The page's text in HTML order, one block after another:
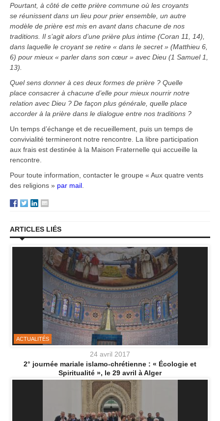
Pourtant, à côté de cette prière commune où les croyants
se réunissent dans un lieu pour prier ensemble, un autre
modèle de prière est mis en avant dans chacune de nos
traditions. Il s’agit alors d’une prière plus intime (Coran 11, 14),
dans laquelle le croyant se retire « dans le secret » (Matthieu 6,
6) pour mieux « parler dans son cœur » avec Dieu (1 Samuel 1,
13).
Quel sens donner à ces deux formes de prière ? Quelle
place consacrer à chacune d’elle pour mieux nourrir notre
relation avec Dieu ? De façon plus générale, quelle place
accorder à la prière dans le dialogue entre nos traditions ?
Un temps d’échange et de recueillement, puis un temps de
convivialité termineront notre rencontre. La libre participation
aux frais est destinée à la Maison Fraternelle qui accueille la
rencontre.
Pour toute information, contacter le groupe « Aux quatre vents
des religions » par mail
ARTICLES LIÉS
ACTUALITÉS
24 avril 2017
2° journée mariale islamo-chrétienne : « Écologie et
Spiritualité », le 29 avril à Alger